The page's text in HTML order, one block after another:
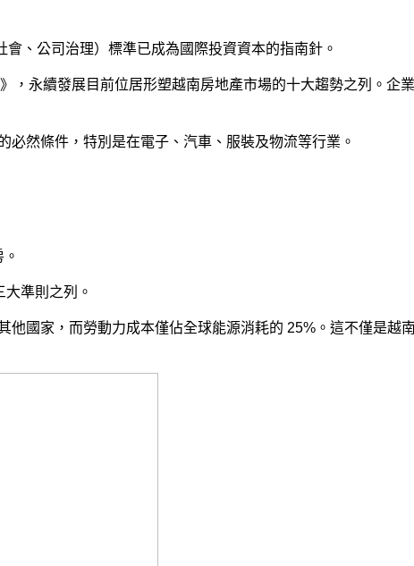
、公司治理）標準已成為國際投資資本的指南針。
，永續發展目前位居形塑越南房地產市場的十大趨勢之列。企
然條件，特別是在電子、汽車、服裝及物流等行業。
準則之列。
國家，而勞動力成本僅佔全球能源消耗的 25%。這不僅是越